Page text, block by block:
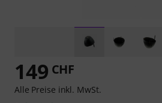
149 CHF
Alle Preise inkl. MwSt.